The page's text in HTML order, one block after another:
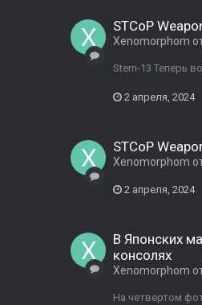
STCoP
Xenomorphom
Stern-13 Теперь
2 апреля, 2024
STCoP
Xenomorphom
2 апреля, 2024
В Японских
консолях
Xenomorphom
На четвертом